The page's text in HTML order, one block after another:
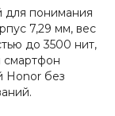
для понимания
7,29 мм, вес
до 3500 нит,
смартфон
Honor без